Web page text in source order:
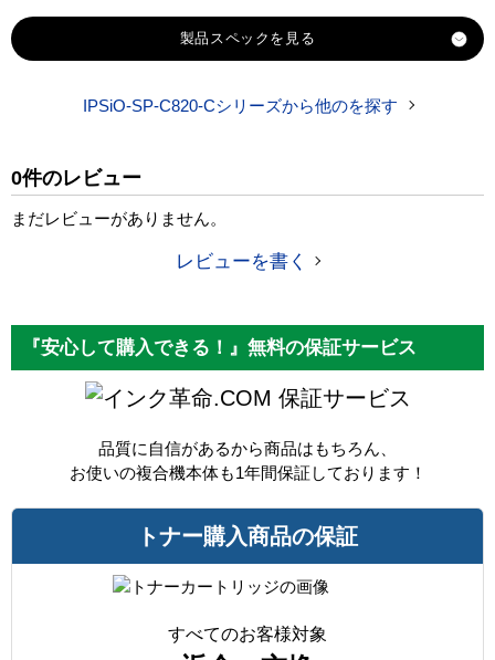
製品スペック
対応
対応
IPSiO-SP-C820DRM-C シアン感光体ドラム
純正参考価格
カラー シアン
製品タイプ
IPSiO-SP-C820-Cシリーズから他のを探す
0件のレビュー
まだレビューがありません。
レビューを書く
『安心して購入できる！』無料の保証サービス
保証サービス
品質に自信があるから商品はもちろん、
お使いの複合機本体も1年間保証しております！
トナー購入商品の保証
すべてのお客様対象